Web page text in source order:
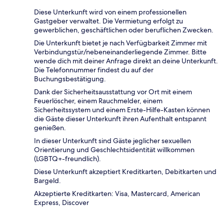
Diese Unterkunft wird von einem professionellen
Gastgeber verwaltet. Die Vermietung erfolgt zu
gewerblichen, geschäftlichen oder beruflichen Zwecken.
Die Unterkunft bietet je nach Verfügbarkeit Zimmer mit
Verbindungstür/nebeneinanderliegende Zimmer. Bitte
wende dich mit deiner Anfrage direkt an deine Unterkunft.
Die Telefonnummer findest du auf der
Buchungsbestätigung.
Dank der Sicherheitsausstattung vor Ort mit einem
Feuerlöscher, einem Rauchmelder, einem
Sicherheitssystem und einem Erste-Hilfe-Kasten können
die Gäste dieser Unterkunft ihren Aufenthalt entspannt
genießen.
In dieser Unterkunft sind Gäste jeglicher sexuellen
Orientierung und Geschlechtsidentität willkommen
(LGBTQ+-freundlich).
Diese Unterkunft akzeptiert Kreditkarten, Debitkarten und
Bargeld.
Akzeptierte Kreditkarten: Visa, Mastercard, American
Express, Discover